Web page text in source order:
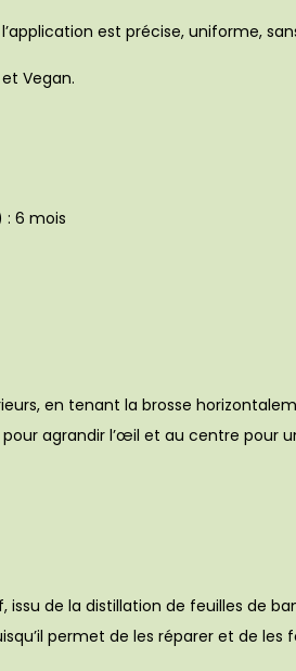
est précise, uniforme,
Vegan.
: 6 mois
en tenant la brosse
agrandir l’œil et au centre pour
issu de la distillation de feuilles de
permet de les réparer et de les